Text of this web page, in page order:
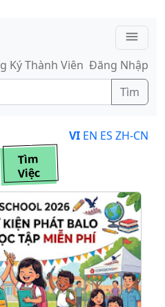
menu
Ký Thành Viên Đăng Nhập
Tìm
VI EN ES ZH-CN
Tìm
Việc